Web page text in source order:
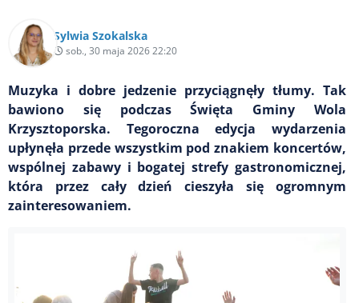
Sylwia Szokalska
sob., 30 maja 2026 22:20
Muzyka i dobre jedzenie przyciągnęły tłumy. Tak
bawiono się podczas Święta Gminy Wola
Krzysztoporska. Tegoroczna edycja wydarzenia
upłynęła przede wszystkim pod znakiem koncertów,
wspólnej zabawy i bogatej strefy gastronomicznej,
która przez cały dzień cieszyła się ogromnym
zainteresowaniem.